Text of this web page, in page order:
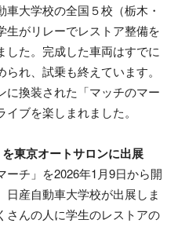
大学校の全国５校（栃木・
生がリレーでレストア整備を
た。完成した車両はすでに
れ、試乗も終えています。
に換装された「マッチのマー
ブを楽しまれました。
東京オートサロンに出展
チ」を2026年1月9日から開
産自動車大学校が出展しま
さんの人に学生のレストアの